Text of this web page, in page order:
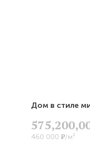
Дом в стиле
460 000 Р/м²